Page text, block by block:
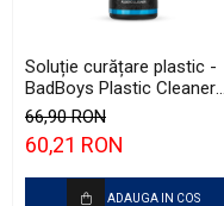
Soluție curățare plastic -
BadBoys Plastic Cleaner
Bubble Gum (500ml)
66,90 RON
60,21 RON
ADAUGA IN COS